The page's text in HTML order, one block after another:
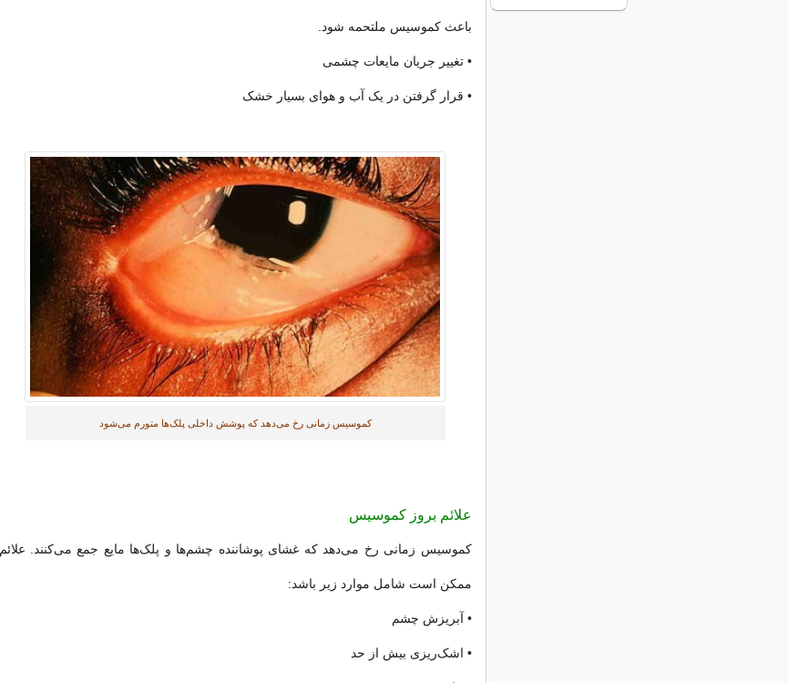
باعث کموسیس ملتحمه شود.
• تغییر جریان مایعات چشمی
• قرار گرفتن در یک آب و هوای بسیار خشک
کموسیس زمانی رخ می‌دهد که پوشش داخلی پلک‌ها متورم می‌شود
علائم بروز کموسیس
کموسیس زمانی رخ می‌دهد که غشای پوشاننده چشم‌ها و پلک‌ها مایع جمع می‌کنند. علائم
ممکن است شامل موارد زیر باشد:
• آبریزش چشم
• اشک‌ریزی بیش از حد